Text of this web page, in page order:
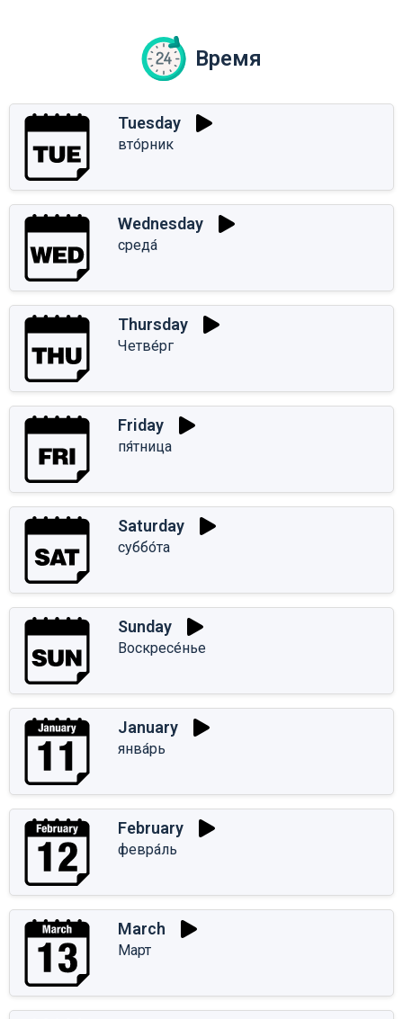
Время
Tuesday
вто́рник
Wednesday
среда́
Thursday
Четве́рг
Friday
пя́тница
Saturday
суббо́та
Sunday
Воскресе́нье
January
янва́рь
February
февра́ль
March
Март